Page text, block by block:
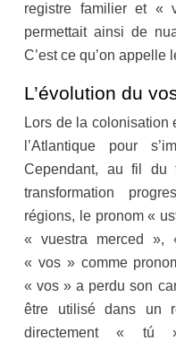
registre familier et «
permettait ainsi de
C’est ce qu’on appelle
L’évolution du
Lors de la colonisation
l’Atlantique pour
Cependant, au fil du
transformation
régions, le pronom «
« vuestra merced »,
« vos » comme
« vos » a perdu son
être utilisé dans un
directement « tú